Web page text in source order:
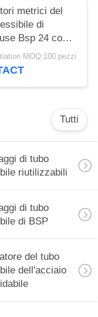
metrici del
di
Bsp 24 coni
Seal di grado
MOQ:100 pezzi
Tutti
di tubo
riutilizzabili
di tubo
di BSP
del tubo
dell'acciaio